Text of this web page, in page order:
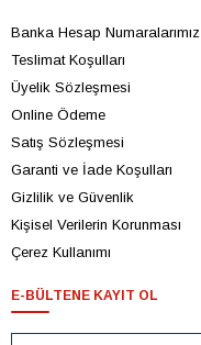
Banka Hesap Numaralarımız
Teslimat Koşulları
Üyelik Sözleşmesi
Online Ödeme
Satış Sözleşmesi
Garanti ve İade Koşulları
Gizlilik ve Güvenlik
Kişisel Verilerin Korunması
Çerez Kullanımı
E-BÜLTENE KAYIT OL